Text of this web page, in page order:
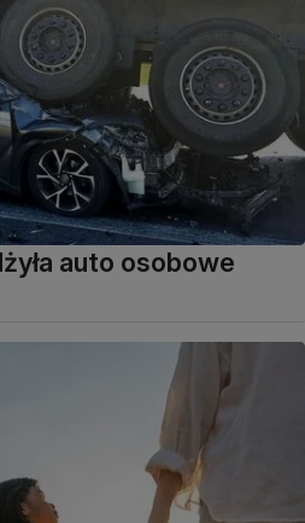
auto osobowe